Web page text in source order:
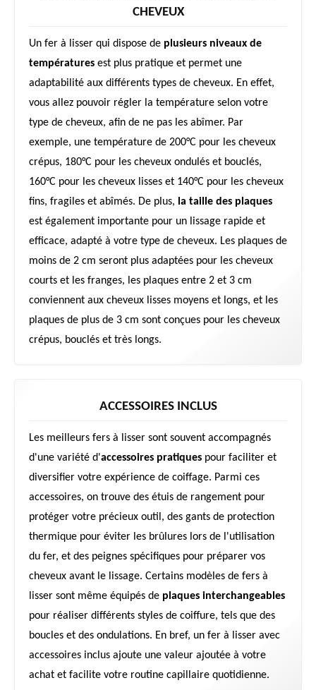
CHEVEUX
Un fer à lisser qui dispose de plusieurs niveaux de
températures est plus pratique et permet une
adaptabilité aux différents types de cheveux. En effet,
vous allez pouvoir régler la température selon votre
type de cheveux, afin de ne pas les abîmer. Par
exemple, une température de 200°C pour les cheveux
crépus, 180°C pour les cheveux ondulés et bouclés,
160°C pour les cheveux lisses et 140°C pour les cheveux
fins, fragiles et abîmés. De plus, la taille des plaques
est également importante pour un lissage rapide et
efficace, adapté à votre type de cheveux. Les plaques de
moins de 2 cm seront plus adaptées pour les cheveux
courts et les franges, les plaques entre 2 et 3 cm
conviennent aux cheveux lisses moyens et longs, et les
plaques de plus de 3 cm sont conçues pour les cheveux
crépus, bouclés et très longs.
ACCESSOIRES INCLUS
Les meilleurs fers à lisser sont souvent accompagnés
d'une variété d'accessoires pratiques pour faciliter et
diversifier votre expérience de coiffage. Parmi ces
accessoires, on trouve des étuis de rangement pour
protéger votre précieux outil, des gants de protection
thermique pour éviter les brûlures lors de l'utilisation
du fer, et des peignes spécifiques pour préparer vos
cheveux avant le lissage. Certains modèles de fers à
lisser sont même équipés de plaques interchangeables
pour réaliser différents styles de coiffure, tels que des
boucles et des ondulations. En bref, un fer à lisser avec
accessoires inclus ajoute une valeur ajoutée à votre
achat et facilite votre routine capillaire quotidienne.